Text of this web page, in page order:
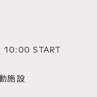
START
施設